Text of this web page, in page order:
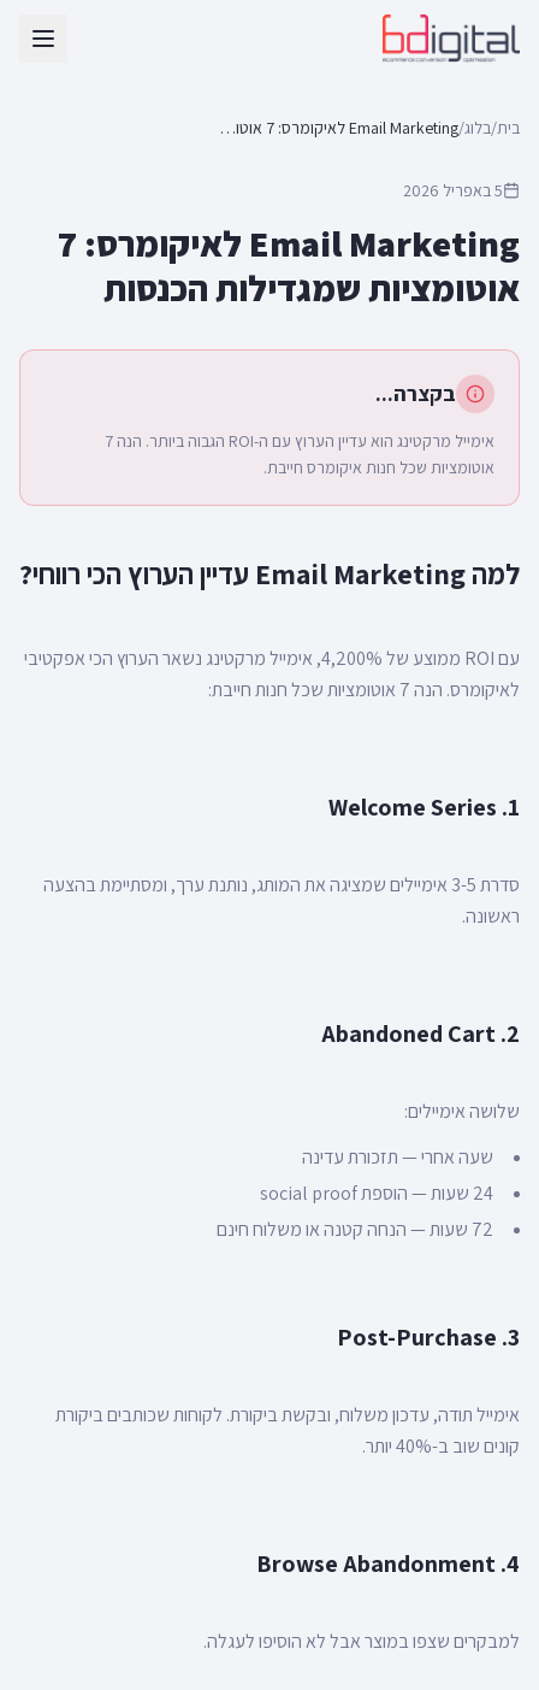
בית/בלוג/ Email Marketing לאיקומרס: 7 אוטומציות שמגדילות הכנסות
5 באפריל 2026
Email Marketing לאיקומרס: 7
אוטומציות שמגדילות הכנסות
בקצרה...
אימייל מרקטינג הוא עדיין הערוץ עם ה-ROI הגבוה ביותר. הנה 7
אוטומציות שכל חנות איקומרס חייבת.
למה Email Marketing עדיין הערוץ הכי רווחי?
עם ROI ממוצע של 4,200%, אימייל מרקטינג נשאר הערוץ הכי אפקטיבי
לאיקומרס. הנה 7 אוטומציות שכל חנות חייבת:
1. Welcome Series
סדרת 3-5 אימיילים שמציגה את המותג, נותנת ערך, ומסתיימת בהצעה
ראשונה.
2. Abandoned Cart
שלושה אימיילים:
שעה אחרי — תזכורת עדינה
24 שעות — הוספת social proof
72 שעות — הנחה קטנה או משלוח חינם
3. Post-Purchase
אימייל תודה, עדכון משלוח, ובקשת ביקורת. לקוחות שכותבים ביקורת
קונים שוב ב-40% יותר.
4. Browse Abandonment
למבקרים שצפו במוצר אבל לא הוסיפו לעגלה.